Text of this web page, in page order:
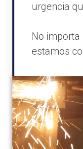
urgencia
No importa
estamos